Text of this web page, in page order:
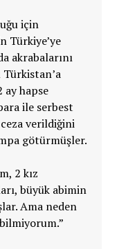
için
Türkiye’ye
akrabalarını
ay hapse
ile serbest
ceza verildiğini
götürmüşler.
2 kız
büyük abimin
Ama neden